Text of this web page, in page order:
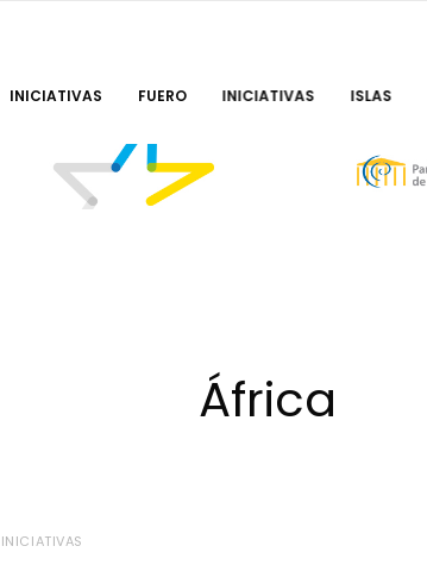
INICIATIVAS FUERO INICIATIVAS ISLAS
África
INICIATIVAS